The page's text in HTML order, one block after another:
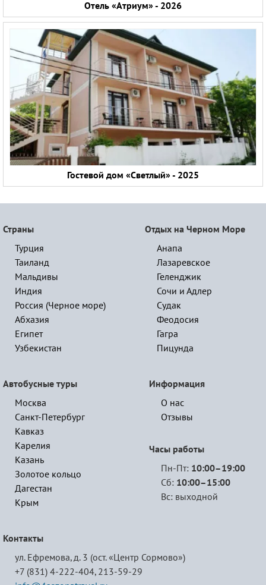
Отель «Атриум» - 2026
Гостевой дом «Светлый» - 2025
Страны
Турция
Таиланд
Мальдивы
Индия
Россия (Черное море)
Абхазия
Египет
Узбекистан
Отдых на Черном Море
Анапа
Лазаревское
Геленджик
Сочи и Адлер
Судак
Феодосия
Гагра
Пицунда
Автобусные туры
Москва
Санкт-Петербург
Кавказ
Карелия
Казань
Золотое кольцо
Дагестан
Крым
Информация
О нас
Отзывы
Часы работы
Пн-Пт: 10:00–19:00
Сб: 10:00–15:00
Вс: выходной
Контакты
ул. Ефремова, д. 3 (ост. «Центр Сормово»)
+7 (831) 4-222-404, 213-59-29